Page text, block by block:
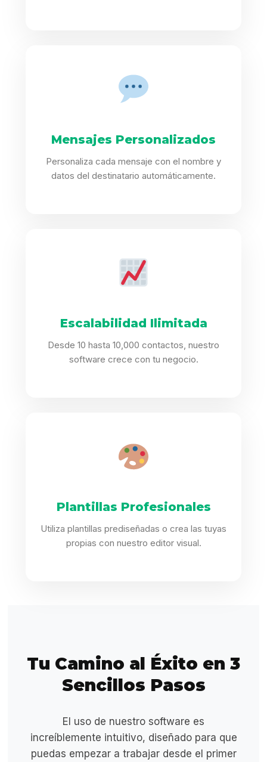
Mensajes Personalizados
Personaliza cada mensaje con el nombre y
datos del destinatario automáticamente.
Escalabilidad Ilimitada
Desde 10 hasta 10,000 contactos, nuestro
software crece con tu negocio.
Plantillas Profesionales
Utiliza plantillas prediseñadas o crea las tuyas
propias con nuestro editor visual.
Tu Camino al Éxito en 3
Sencillos Pasos
El uso de nuestro software es
increíblemente intuitivo, diseñado para que
puedas empezar a trabajar desde el primer